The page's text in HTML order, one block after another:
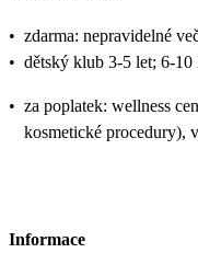
• zdarma: nepravidelné
• dětský klub 3-5 let; 6-10
• za poplatek: wellness
kosmetické procedury),
Informace